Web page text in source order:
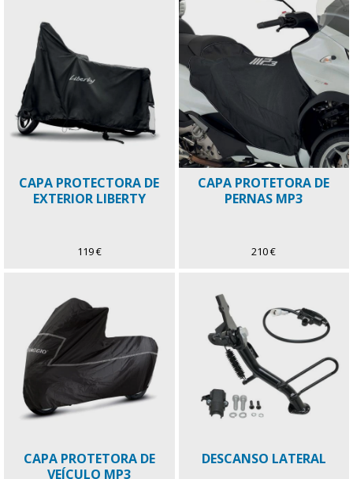
CAPA PROTECTORA DE
EXTERIOR LIBERTY
119 €
CAPA PROTETORA DE
PERNAS MP3
210 €
CAPA PROTETORA DE
VEÍCULO MP3
DESCANSO LATERAL